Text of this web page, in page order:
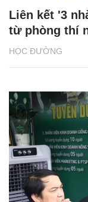
HỌC ĐƯỜNG
Liên kết '3
từ phòng thí